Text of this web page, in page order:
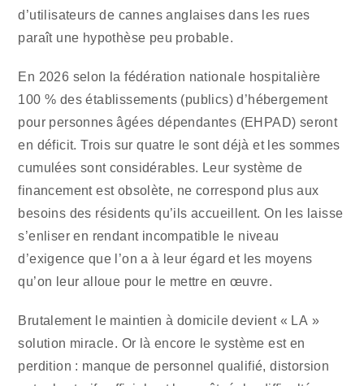
d’utilisateurs de cannes anglaises dans les rues
paraît une hypothèse peu probable.
En 2026 selon la fédération nationale hospitalière
100 % des établissements (publics) d’hébergement
pour personnes âgées dépendantes (EHPAD) seront
en déficit. Trois sur quatre le sont déjà et les sommes
cumulées sont considérables. Leur système de
financement est obsolète, ne correspond plus aux
besoins des résidents qu’ils accueillent. On les laisse
s’enliser en rendant incompatible le niveau
d’exigence que l’on a à leur égard et les moyens
qu’on leur alloue pour le mettre en œuvre.
Brutalement le maintien à domicile devient « LA »
solution miracle. Or là encore le système est en
perdition : manque de personnel qualifié, distorsion